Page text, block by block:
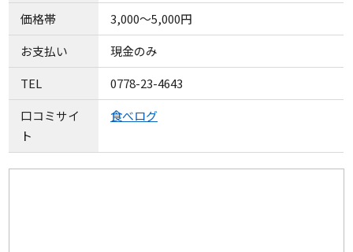
価格帯
3,000～5,000円
お支払い
現金のみ
TEL
0778-23-4643
口コミサイ
ト
食べログ